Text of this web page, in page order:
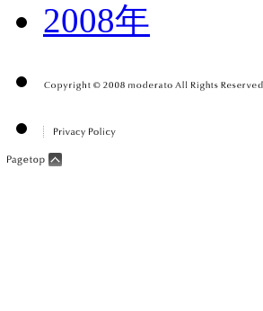
2008年